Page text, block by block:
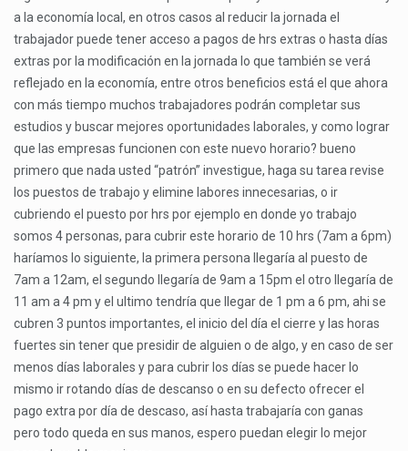
a la economía local, en otros casos al reducir la jornada el
trabajador puede tener acceso a pagos de hrs extras o hasta días
extras por la modificación en la jornada lo que también se verá
reflejado en la economía, entre otros beneficios está el que ahora
con más tiempo muchos trabajadores podrán completar sus
estudios y buscar mejores oportunidades laborales, y como lograr
que las empresas funcionen con este nuevo horario? bueno
primero que nada usted “patrón” investigue, haga su tarea revise
los puestos de trabajo y elimine labores innecesarias, o ir
cubriendo el puesto por hrs por ejemplo en donde yo trabajo
somos 4 personas, para cubrir este horario de 10 hrs (7am a 6pm)
haríamos lo siguiente, la primera persona llegaría al puesto de
7am a 12am, el segundo llegaría de 9am a 15pm el otro llegaría de
11 am a 4 pm y el ultimo tendría que llegar de 1 pm a 6 pm, ahi se
cubren 3 puntos importantes, el inicio del día el cierre y las horas
fuertes sin tener que presidir de alguien o de algo, y en caso de ser
menos días laborales y para cubrir los días se puede hacer lo
mismo ir rotando días de descanso o en su defecto ofrecer el
pago extra por día de descaso, así hasta trabajaría con ganas
pero todo queda en sus manos, espero puedan elegir lo mejor